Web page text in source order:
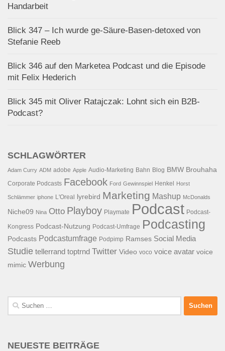
Handarbeit
Blick 347 – Ich wurde ge-Säure-Basen-detoxed von
Stefanie Reeb
Blick 346 auf den Marketea Podcast und die Episode
mit Felix Hederich
Blick 345 mit Oliver Ratajczak: Lohnt sich ein B2B-
Podcast?
SCHLAGWÖRTER
Adam Curry ADM adobe Apple Audio-Marketing Bahn Blog BMW Brouhaha
Corporate Podcasts Facebook Ford Gewinnspiel Henkel Horst
Schlämmer iphone L'Oreal lyrebird Marketing Mashup McDonalds
Niche09 Nina Otto Playboy Playmate Podcast Podcast-
Kongress Podcast-Nutzung Podcast-Umfrage Podcasting
Podcasts Podcastumfrage Podpimp Ramses Social Media
Studie tellerrand toptrnd Twitter Video voco voice avatar voice
mimic Werbung
Suchen
nach:
NEUESTE BEITRÄGE